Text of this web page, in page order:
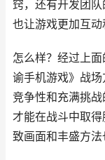
窍，还有开发团
也让游戏更加互动
怎么样？经过上
谕手机游戏》战
竞争性和充满挑战
才能在战斗中取
致画面和丰盛方法